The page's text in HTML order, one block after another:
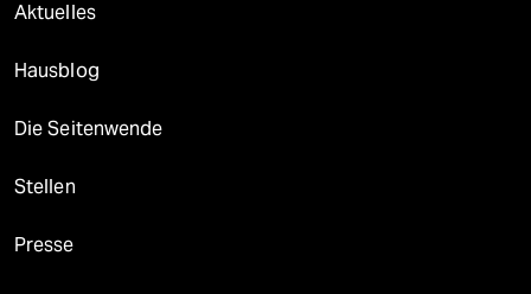
Aktuelles
Hausblog
Die Seitenwende
Stellen
Presse